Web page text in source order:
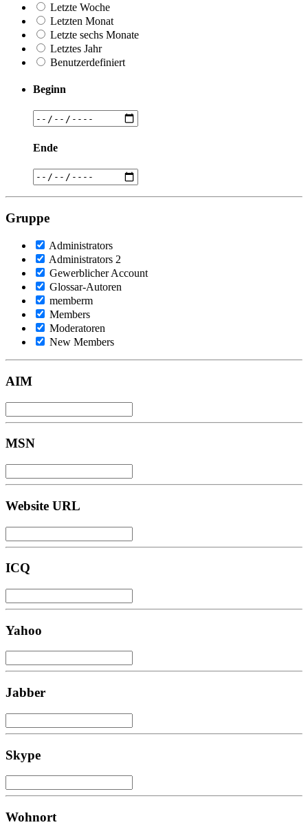
Letzte Woche
Letzten Monat
Letzte sechs Monate
Letztes Jahr
Benutzerdefiniert
Beginn
Ende
Gruppe
Administrators
Administrators 2
Gewerblicher Account
Glossar-Autoren
memberm
Members
Moderatoren
New Members
AIM
MSN
Website URL
ICQ
Yahoo
Jabber
Skype
Wohnort